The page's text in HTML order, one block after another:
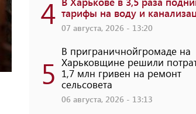
4 тарифы на воду и
07 августа, 2026 - 13:20
5
В приграничнойгромаде на
Харьковщине решили
1,7 млн ​​гривен на ремонт
сельсовета
06 августа, 2026 - 13:13